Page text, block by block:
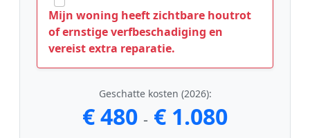
Mijn woning heeft zichtbare houtrot
of ernstige verfbeschadiging en
vereist extra reparatie.
Geschatte kosten (2026):
€ 480 - € 1.080